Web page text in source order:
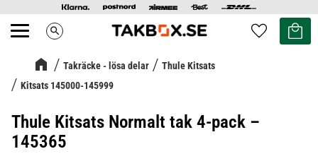
Meny search Favoriter
Kundvagn
Takräcke - lösa delar
Thule Kitsats
Kitsats 145000-145999
Thule Kitsats Normalt tak 4-pack –
145365